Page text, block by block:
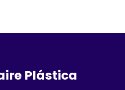
Plástica